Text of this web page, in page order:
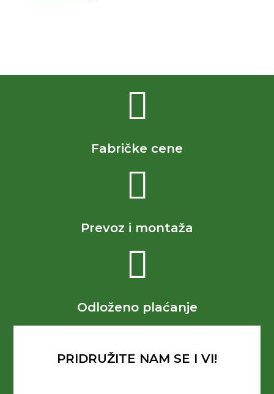
Fabričke cene
Prevoz i montaža
Odloženo plaćanje
PRIDRUŽITE NAM SE I VI!